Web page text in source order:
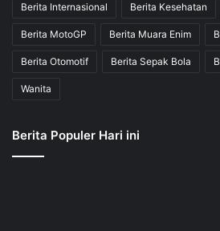
Berita Internasional Berita Kesehatan
Berita MotoGP Berita Muara Enim
Berita Otomotif Berita Sepak Bola
Wanita
Berita Populer Hari ini